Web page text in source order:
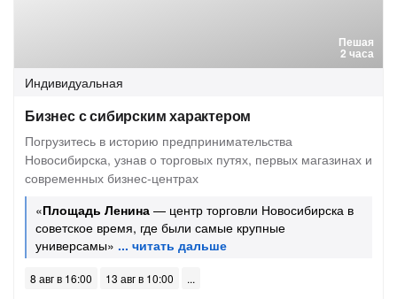
Пешая
2 часа
Индивидуальная
Бизнес с сибирским характером
Погрузитесь в историю предпринимательства
Новосибирска, узнав о торговых путях, первых магазинах и
современных бизнес-центрах
«Площадь Ленина — центр торговли Новосибирска в
советское время, где были самые крупные
универсамы»
8 авг в 16:00 13 авг в 10:00